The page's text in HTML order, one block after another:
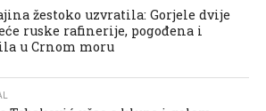
žestoko uzvratila: Gorjele dvije
ruske rafinerije, pogođena i
u Crnom moru